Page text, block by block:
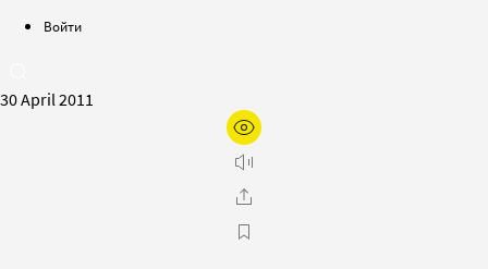
Войти
30 April 2011